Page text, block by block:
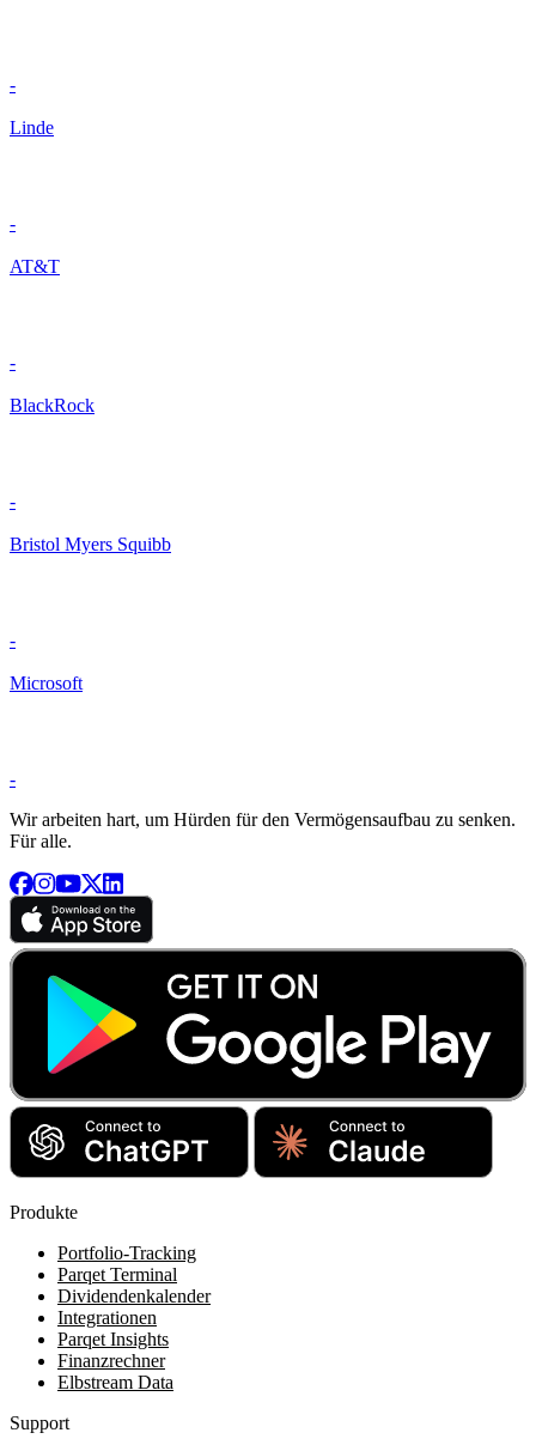
-
Linde
-
AT&T
-
BlackRock
-
Bristol Myers Squibb
-
Microsoft
-
Wir arbeiten hart, um Hürden für den Vermögensaufbau zu senken.
Für alle.
Produkte
Portfolio-Tracking
Parqet Terminal
Dividendenkalender
Integrationen
Parqet Insights
Finanzrechner
Elbstream Data
Support